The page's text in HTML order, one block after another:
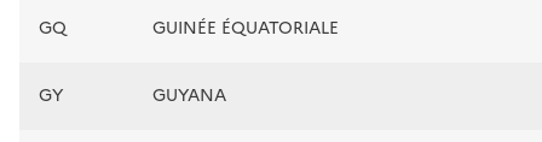
GQ GUINÉE ÉQUATORIALE
GY GUYANA